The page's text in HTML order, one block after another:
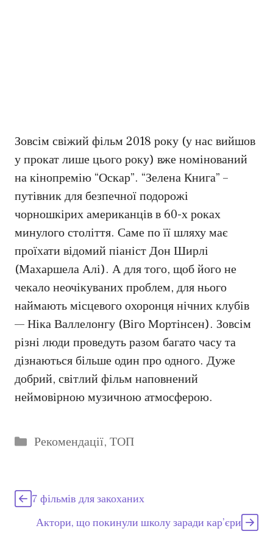
Зовсім свіжий фільм 2018 року (у нас вийшов
у прокат лише цього року) вже номінований
на кінопремію “Оскар”. “Зелена Книга” –
путівник для безпечної подорожі
чорношкірих американців в 60-х роках
минулого століття. Саме по її шляху має
проїхати відомий піаніст Дон Ширлі
(Махаршела Алі). А для того, щоб його не
чекало неочікуваних проблем, для нього
наймають місцевого охоронця нічних клубів
— Ніка Валлелонгу (Віго Мортінсен). Зовсім
різні люди проведуть разом багато часу та
дізнаються більше один про одного. Дуже
добрий, світлий фільм наповнений
неймовірною музичною атмосферою.
Категорії
Рекомендації, ТОП
7 фільмів для закоханих
Актори, що покинули школу заради кар’єри